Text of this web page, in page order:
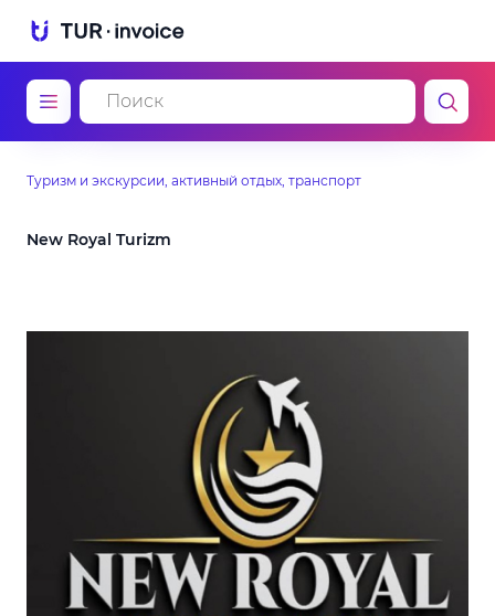
Туризм и экскурсии, активный отдых, транспорт
New Royal Turizm